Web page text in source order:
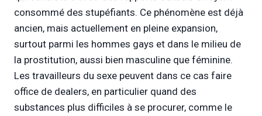
consommé des stupéfiants. Ce phénomène est déjà
ancien, mais actuellement en pleine expansion,
surtout parmi les hommes gays et dans le milieu de
la prostitution, aussi bien masculine que féminine.
Les travailleurs du sexe peuvent dans ce cas faire
office de dealers, en particulier quand des
substances plus difficiles à se procurer, comme le